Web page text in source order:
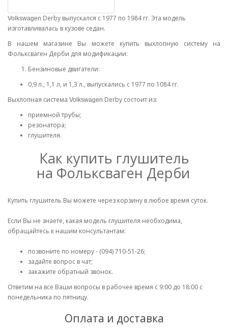
Volkswagen Derby выпускался с 1977 по 1984 гг. Эта модель
изготавливалась в кузове седан.
В нашем магазине Вы можете купить выхлопную систему на
Фольксваген Дерби для модификации:
Бензиновые двигатели:
0,9 л., 1,1 л, и 1,3 л., выпускались с 1977 по 1084 гг.
Выхлопная система Volkswagen Derby состоит из:
приемной трубы;
резонатора;
глушителя.
Как купить глушитель
на Фольксваген Дерби
Купить глушитель Вы можете через корзину в любое время суток.
Если Вы не знаете, какая модель глушителя необходима,
обращайтесь к нашим консультантам:
позвоните по номеру - (094) 710-51-26;
задайте вопрос в чат;
закажите обратный звонок.
Ответим на все Ваши вопросы в рабочее время с 9:00 до 18:00 с
понедельника по пятницу.
Оплата и доставка